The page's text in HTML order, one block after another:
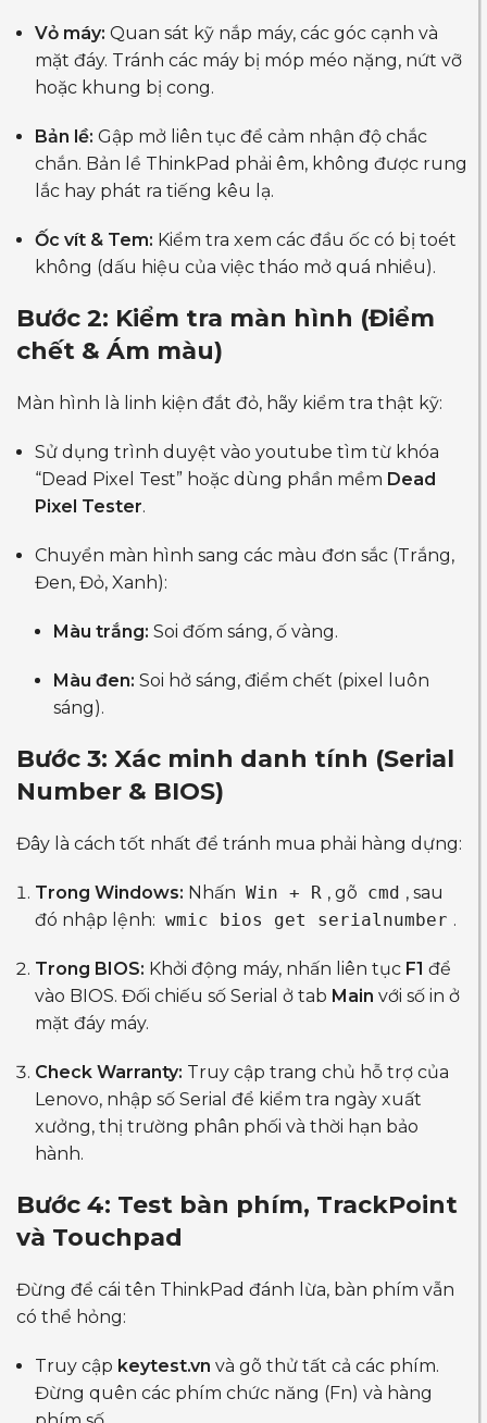
Vỏ máy: Quan sát kỹ nắp máy, các góc cạnh và
mặt đáy. Tránh các máy bị móp méo nặng, nứt vỡ
hoặc khung bị cong.
Bản lề: Gập mở liên tục để cảm nhận độ chắc
chắn. Bản lề ThinkPad phải êm, không được rung
lắc hay phát ra tiếng kêu lạ.
Ốc vít & Tem: Kiểm tra xem các đầu ốc có bị toét
không (dấu hiệu của việc tháo mở quá nhiều).
Bước 2: Kiểm tra màn hình (Điểm
chết & Ám màu)
Màn hình là linh kiện đắt đỏ, hãy kiểm tra thật kỹ:
Sử dụng trình duyệt vào youtube tìm từ khóa
“Dead Pixel Test” hoặc dùng phần mềm Dead
Pixel Tester.
Chuyển màn hình sang các màu đơn sắc (Trắng,
Đen, Đỏ, Xanh):
Màu trắng: Soi đốm sáng, ố vàng.
Màu đen: Soi hở sáng, điểm chết (pixel luôn
sáng).
Bước 3: Xác minh danh tính (Serial
Number & BIOS)
Đây là cách tốt nhất để tránh mua phải hàng dựng:
Trong Windows: Nhấn Win + R , gõ cmd , sau
đó nhập lệnh: wmic bios get serialnumber .
Trong BIOS: Khởi động máy, nhấn liên tục F1 để
vào BIOS. Đối chiếu số Serial ở tab Main với số in ở
mặt đáy máy.
Check Warranty: Truy cập trang chủ hỗ trợ của
Lenovo, nhập số Serial để kiểm tra ngày xuất
xưởng, thị trường phân phối và thời hạn bảo
hành.
Bước 4: Test bàn phím, TrackPoint
và Touchpad
Đừng để cái tên ThinkPad đánh lừa, bàn phím vẫn
có thể hỏng:
Truy cập keytest.vn và gõ thử tất cả các phím.
Đừng quên các phím chức năng (Fn) và hàng